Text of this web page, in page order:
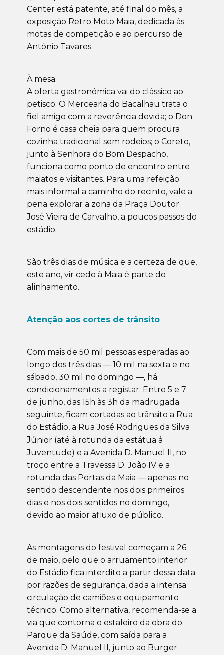
Center está patente, até final do mês, a
exposição Retro Moto Maia, dedicada às
motas de competição e ao percurso de
António Tavares.
À mesa.
A oferta gastronómica vai do clássico ao
petisco. O Mercearia do Bacalhau trata o
fiel amigo com a reverência devida; o Don
Forno é casa cheia para quem procura
cozinha tradicional sem rodeios; o Coreto,
junto à Senhora do Bom Despacho,
funciona como ponto de encontro entre
maiatos e visitantes. Para uma refeição
mais informal a caminho do recinto, vale a
pena explorar a zona da Praça Doutor
José Vieira de Carvalho, a poucos passos do
estádio.
São três dias de música e a certeza de que,
este ano, vir cedo à Maia é parte do
alinhamento.
Atenção aos cortes de trânsito
Com mais de 50 mil pessoas esperadas ao
longo dos três dias — 10 mil na sexta e no
sábado, 30 mil no domingo —, há
condicionamentos a registar. Entre 5 e 7
de junho, das 15h às 3h da madrugada
seguinte, ficam cortadas ao trânsito a Rua
do Estádio, a Rua José Rodrigues da Silva
Júnior (até à rotunda da estátua à
Juventude) e a Avenida D. Manuel II, no
troço entre a Travessa D. João IV e a
rotunda das Portas da Maia — apenas no
sentido descendente nos dois primeiros
dias e nos dois sentidos no domingo,
devido ao maior afluxo de público.
As montagens do festival começam a 26
de maio, pelo que o arruamento interior
do Estádio fica interdito a partir dessa data
por razões de segurança, dada a intensa
circulação de camiões e equipamento
técnico. Como alternativa, recomenda-se a
via que contorna o estaleiro da obra do
Parque da Saúde, com saída para a
Avenida D. Manuel II, junto ao Burger